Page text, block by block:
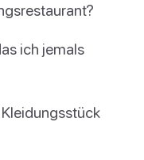
ich jemals